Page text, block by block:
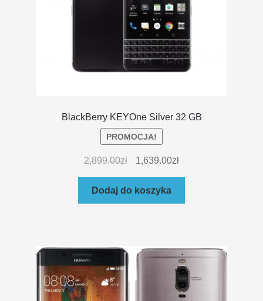
BlackBerry KEYOne Silver 32 GB
PROMOCJA!
2,899.00zł 1,639.00zł
Dodaj do koszyka